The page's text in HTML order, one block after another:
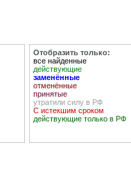
Отобразить только:
все найденные
действующие
заменённые
отменённые
принятые
утратили силу в РФ
С истекшим сроком
действующие только в РФ